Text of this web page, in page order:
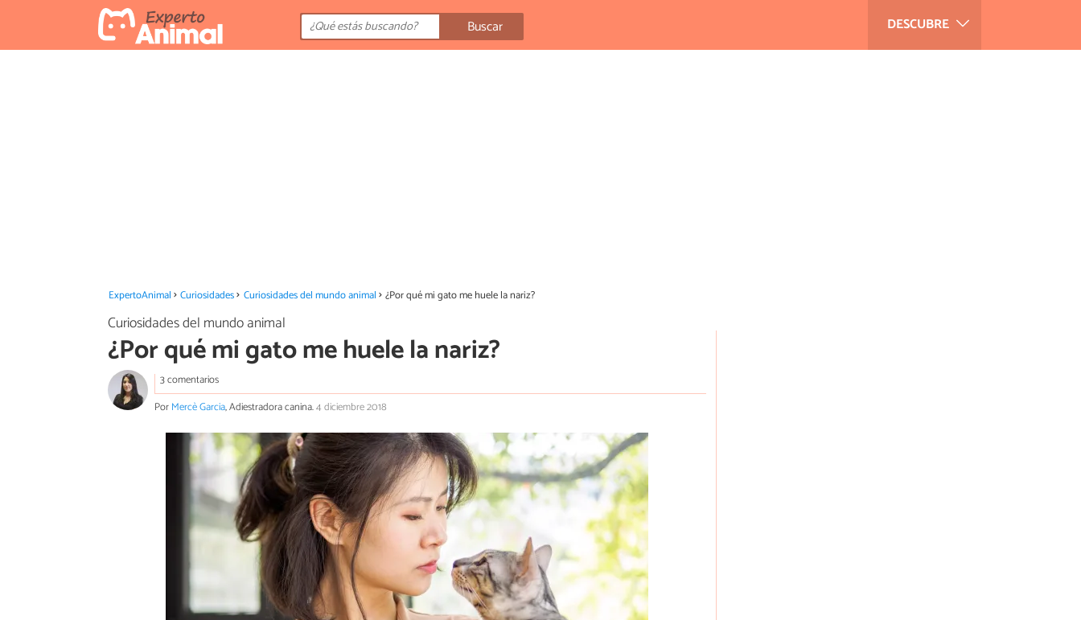
DESCUBRE
Buscar
ExpertoAnimal Curiosidades Curiosidades del mundo animal ¿Por qué mi gato me huele la nariz?
Curiosidades del mundo animal
¿Por qué mi gato me huele la nariz?
3 comentarios
PorMercè Garcia, Adiestradora canina.4 diciembre 2018